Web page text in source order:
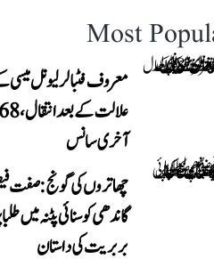
Most
معروف فٹبالر لیونل میسی
آخری سانس
چھاتروں کی گونج: صفت
گاندھی کو سنائی پٹنہ میں
بربریت کی داستان